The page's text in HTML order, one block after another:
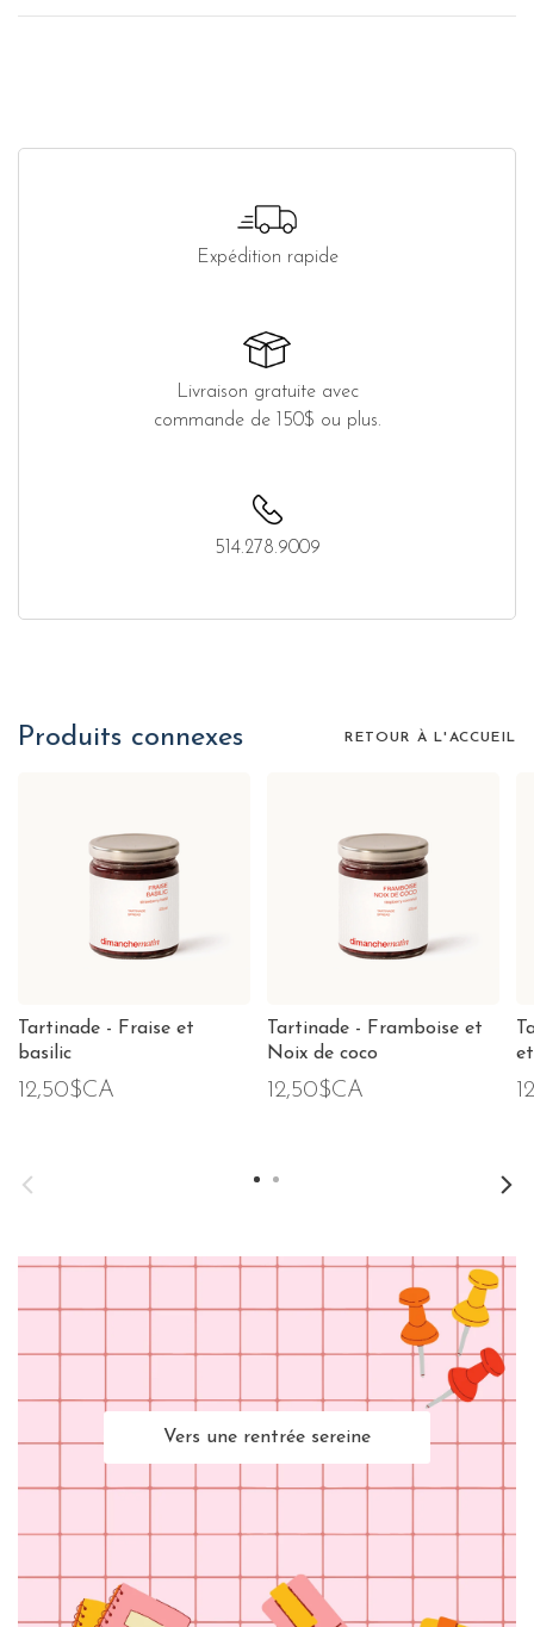
Expédition rapide
Livraison gratuite avec
commande de 150$ ou plus.
514.278.9009
Produits connexes RETOUR À L'ACCUEIL
Tartinade - Fraise et
basilic
12,50$CA
Tartinade - Framboise et
Noix de coco
12,50$CA
Vers une rentrée sereine